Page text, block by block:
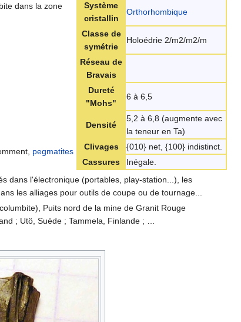
Système
cristallin
Orthorhombique
Classe de
symétrie
Holoédrie 2/m2/m2/m
Réseau de
Bravais
Dureté
"Mohs"
6 à 6,5
Densité
5,2 à 6,8 (augmente avec
la teneur en Ta)
Clivages
{010} net, {100} indistinct.
Cassures
Inégale.
dans la zone
pegmatites
dans l'électronique (portables, play-station...), les
les alliages pour outils de coupe ou de tournage...
Puits nord de la mine de Granit Rouge
; Utö, Suède ; Tammela, Finlande ; …